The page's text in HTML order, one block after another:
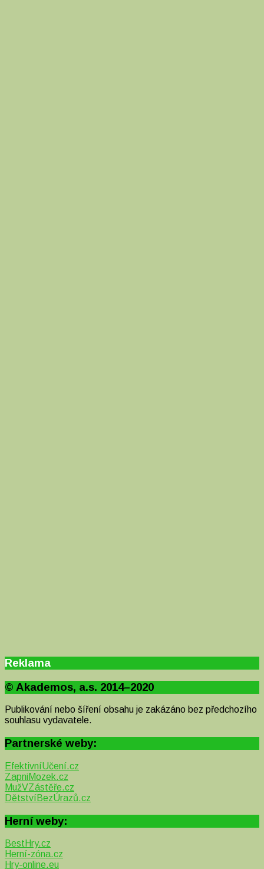
Reklama
© Akademos, a.s. 2014–2020
Publikování nebo šíření obsahu je zakázáno bez předchozího
souhlasu vydavatele.
Partnerské weby:
EfektivníUčení.cz
ZapniMozek.cz
MužVZástěře.cz
DětstvíBezÚrazů.cz
Herní weby:
BestHry.cz
Herní-zóna.cz
Hry-online.eu